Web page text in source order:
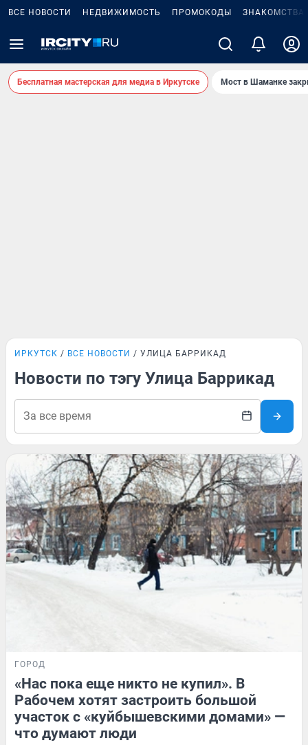
ВСЕ НОВОСТИ НЕДВИЖИМОСТЬ ПРОМОКОДЫ ЗНАКОМСТВА
Бесплатная мастерская для медиа в Иркутске Мост в Шаманке
ИРКУТСК ВСЕ НОВОСТИ УЛИЦА БАРРИКАД
Новости по тэгу Улица Баррикад
ГОРОД
«Нас пока еще никто не купил». В
Рабочем хотят застроить большой
участок с «куйбышевскими домами» —
что думают люди